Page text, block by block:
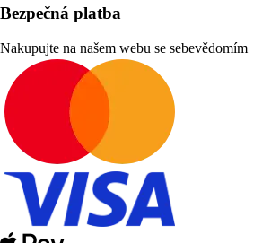
Bezpečná platba
Nakupujte na našem webu se sebevědomím